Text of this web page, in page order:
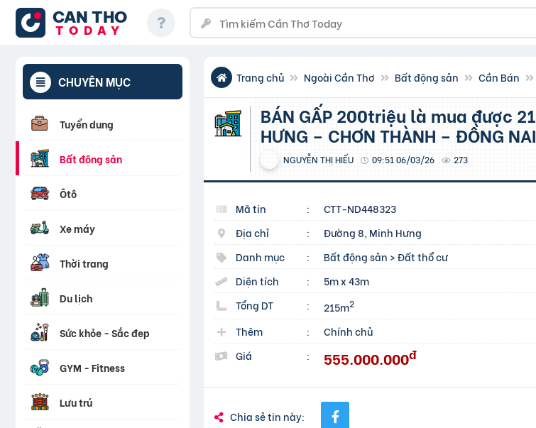
CAN THO
TODAY
CHUYÊN MỤC
Tuyển dụng
Bất động sản
Ôtô
Xe máy
Thời trang
Du lịch
Sức khỏe - Sắc đẹp
GYM - Fitness
Lưu trú
Trang chủ Ngoài Cần Thơ Bất động sản Cần Bán
BÁN GẤP 200triệu là mua được 215m2 ĐẤT KCN MINH
HƯNG – CHƠN THÀNH – ĐỒNG NAI
NGUYỄN THỊ HIẾU 09:51 06/03/26 273
Mã tin :
CTT-ND448323
Địa chỉ
:
Đường 8, Minh Hưng
Danh mục
: Bất động sản >Đất thổ cư
Diện tích
:
5m x 43m
Tổng DT
: 215m2
Thêm :
Chính chủ
Giá
: 555.000.000đ
Chia sẻ tin này: